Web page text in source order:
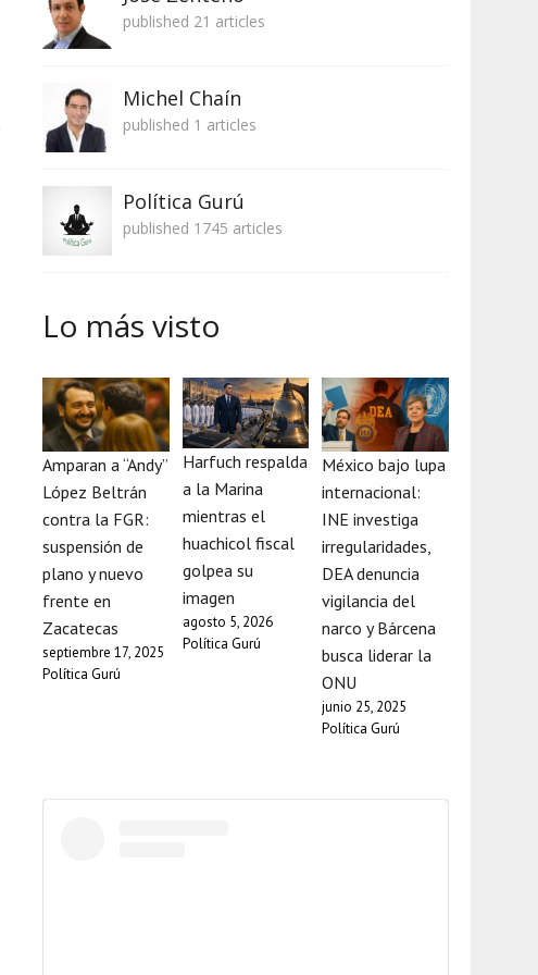
published 21 articles
Michel Chaín
published 1 articles
Política Gurú
published 1745 articles
Lo más visto
Amparan a “Andy”
López Beltrán
contra la FGR:
suspensión de
plano y nuevo
frente en
Zacatecas
septiembre 17, 2025
Política Gurú
Harfuch respalda
a la Marina
mientras el
huachicol fiscal
golpea su
imagen
agosto 5, 2026
Política Gurú
México bajo lupa
internacional:
INE investiga
irregularidades,
DEA denuncia
vigilancia del
narco y Bárcena
busca liderar la
ONU
junio 25, 2025
Política Gurú